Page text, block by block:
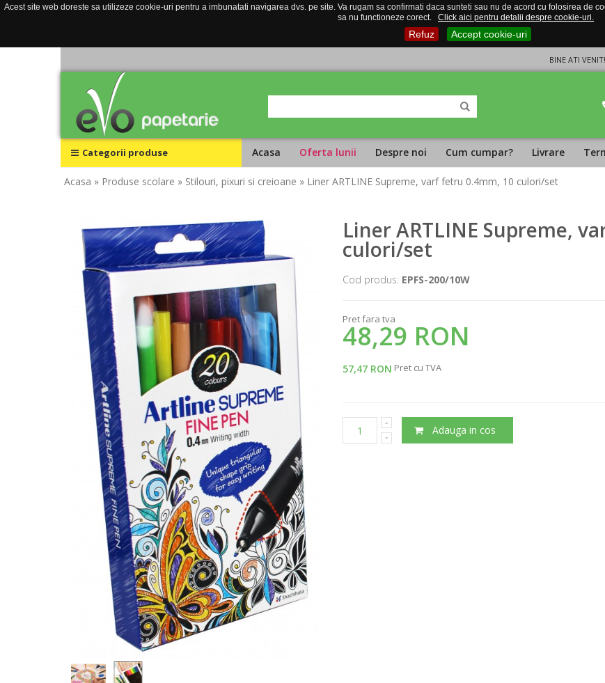
Acest site web doreste sa utilizeze cookie-uri pentru a imbunatati navigarea dvs. pe site. Va rugam sa confirmati daca sunteti sau nu de acord cu folosirea de
sa nu functioneze corect.
Click aici pentru detalii despre cookie-uri.
Refuz Accept cookie-uri
BINE ATI VENIT!
Categorii produse Acasa Oferta lunii Despre noi Cum cumpar? Livrare
Acasa » Produse scolare » Stilouri, pixuri si creioane » Liner ARTLINE Supreme, varf fetru 0.4mm, 10 culori/set
Liner ARTLINE Supreme,
culori/set
Cod produs: EPFS-200/10W
Pret fara tva
48,29 RON
57,47 RON Pret cu TVA
Adauga in cos